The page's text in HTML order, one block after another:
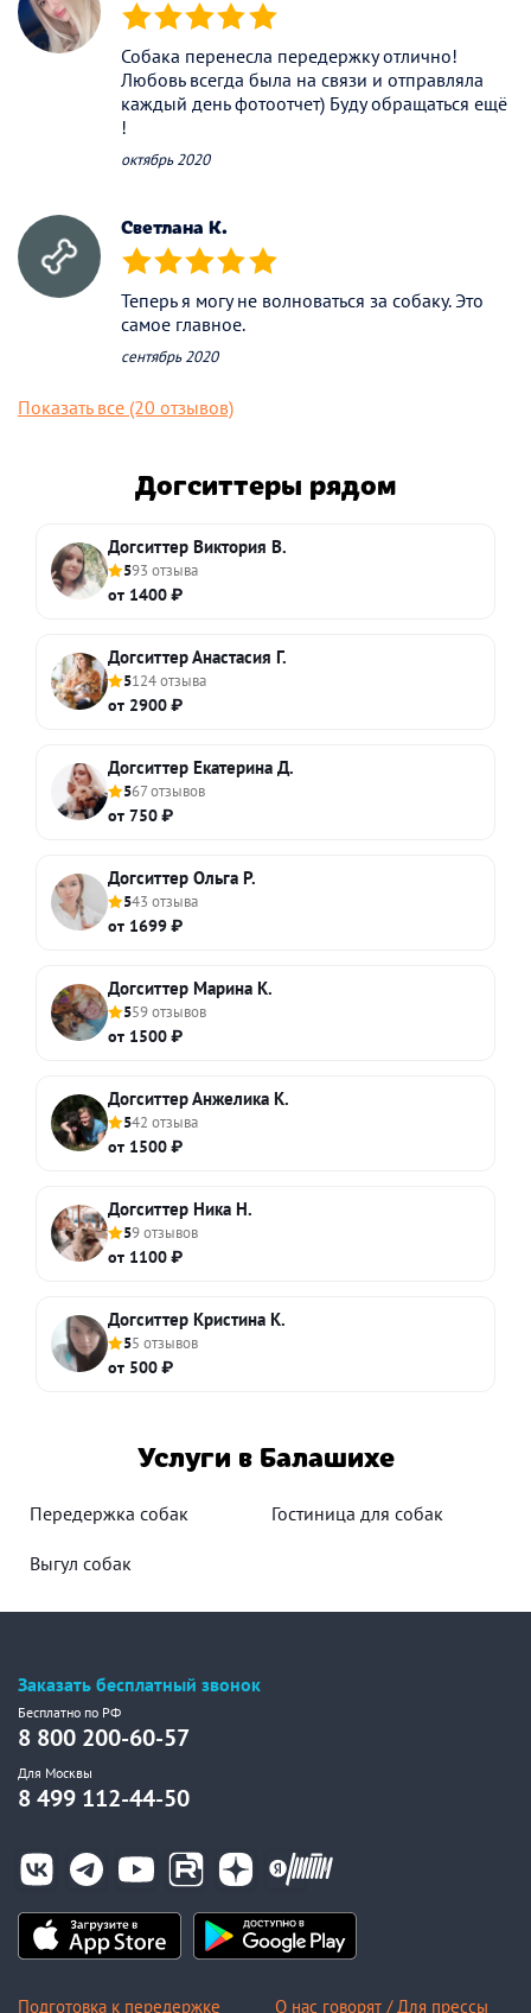
(*) (*) (*) (*) (*)
Собака перенесла передержку отлично!
Любовь всегда была на связи и отправляла
каждый день фотоотчет) Буду обращаться ещё
!
октябрь 2020
Светлана К.
(*) (*) (*) (*) (*)
Теперь я могу не волноваться за собаку. Это
самое главное.
сентябрь 2020
Показать все (20 отзывов)
Догситтеры рядом
Догситтер Виктория В.
593 отзыва
от 1400 ₽
Догситтер Анастасия Г.
5124 отзыва
от 2900 ₽
Догситтер Екатерина Д.
567 отзывов
от 750 ₽
Догситтер Ольга Р.
543 отзыва
от 1699 ₽
Догситтер Марина К.
559 отзывов
от 1500 ₽
Догситтер Анжелика К.
542 отзыва
от 1500 ₽
Догситтер Ника Н.
59 отзывов
от 1100 ₽
Догситтер Кристина К.
55 отзывов
от 500 ₽
Услуги в Балашихе
Передержка собак Гостиница для собак
Выгул собак
Заказать бесплатный звонок
Бесплатно по РФ
8 800 200-60-57
Для Москвы
8 499 112-44-50
Подготовка к передержке О нас говорят / Для прессы